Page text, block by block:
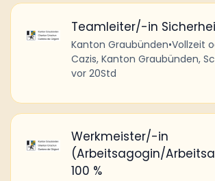
Teamleiter/-in
Kanton Graubünden•Vollzeit
Cazis, Kanton Graubünden,
vor 20Std
Werkmeister/-in
(Arbeitsagogin/
100 %